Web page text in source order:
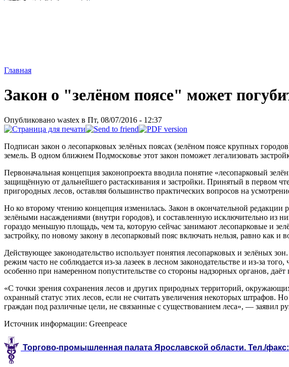
Главная
Закон о "зелёном поясе" может
Опубликовано wastex в Пт, 08/07/2016 - 12:37
Подписан закон о лесопарковых зелёных поясах (зелёном поясе крупных
земель. В одном ближнем Подмосковье этот закон поможет легализовать
Первоначальная концепция законопроекта вводила понятие «лесопарковый
защищённую от дальнейшего растаскивания и застройки. Принятый в первом
пригородных лесов, оставляя большинство практических вопросов на
Но ко второму чтению концепция изменилась. Закон в окончательной
зелёными насаждениями (внутри городов), и составленную исключительно из
гораздо меньшую площадь, чем та, которую сейчас занимают лесопарковые и
застройку, по новому закону в лесопарковый пояс включать нельзя, равно как
Действующее законодательство использует понятия лесопарковых и зелёных
режим часто не соблюдается из-за лазеек в лесном законодательстве и из-за
особенно при намеренном попустительстве со стороны надзорных органов, даёт
«С точки зрения сохранения лесов и других природных территорий,
охранный статус этих лесов, если не считать увеличения некоторых штрафов.
граждан под различные цели, не связанные с существованием леса», — заявил
Источник информации: Greenpeace
Торгово-промышленная палата Ярославской области. Тел./факс: